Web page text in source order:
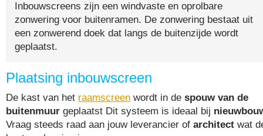
Inbouwscreens zijn een windvaste en oprolbare
zonwering voor buitenramen. De zonwering bestaat uit
een zonwerend doek dat langs de buitenzijde wordt
geplaatst.
Plaatsing inbouwscreen
De kast van het raamscreen wordt in de spouw van de
buitenmuur geplaatst Dit systeem is ideaal bij
Vraag steeds raad aan jouw leverancier of architect wat